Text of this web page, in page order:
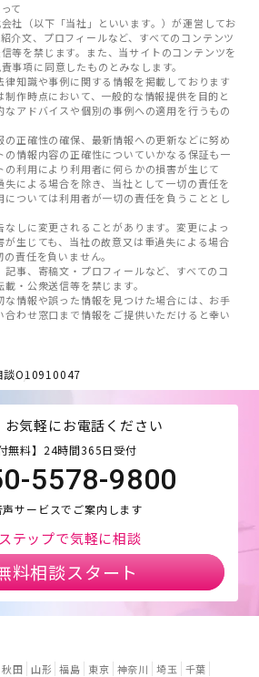
て
社（以下「当社」といいます。）が運営してお
介文、プロフィールなど、すべてのコンテンツ
等を禁じます。また、当サイトのコンテンツを
事項に同意したものとみなします。
律知識や事例に関する情報を掲載しております
作時点において、一般的な情報提供を目的と
なアドバイスや個別の事例への適用を行うもの
の正確性の確保、最新情報への更新などに努め
の情報内容の正確性についていかなる保証も一
の利用により利用者に何らかの損害が生じて
失による場合を除き、当社として一切の責任を
については利用者が一切の責任を負うこととし
しに変更されることがあります。変更によっ
が生じても、当社の故意又は重過失による場合
責任を負いません。
事、寄稿文・プロフィールなど、すべてのコ
・公衆送信等を禁じます。
な情報や誤った情報を見つけた場合には、お手
合わせ窓口まで情報をご提供いただけると幸い
談O10910047
お気軽にお電話ください
付無料】24時間365日受付
5578-9800
声サービスでご案内します
テップで気軽に相談
料相談スタート
秋田 山形 福島 東京 神奈川 埼玉
千葉